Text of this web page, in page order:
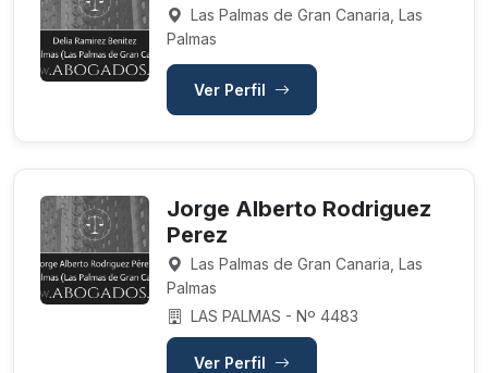
Las Palmas de Gran Canaria, Las
Palmas
Ver Perfil
Jorge Alberto Rodriguez
Perez
Las Palmas de Gran Canaria, Las
Palmas
LAS PALMAS - Nº 4483
Ver Perfil